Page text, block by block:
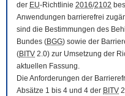
der EU-Richtlinie 2016/2102
Anwendungen barrierefrei
sind die Bestimmungen des
Bundes (BGG) sowie der
(BITV 2.0) zur Umsetzung der
aktuellen Fassung.
Die Anforderungen der
Absätze 1 bis 4 und 4 der BITV